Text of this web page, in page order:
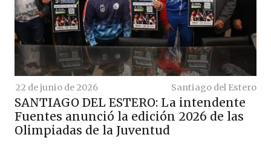
22 de junio de 2026 Santiago del Estero
SANTIAGO DEL ESTERO: La intendente
Fuentes anunció la edición 2026 de las
Olimpiadas de la Juventud